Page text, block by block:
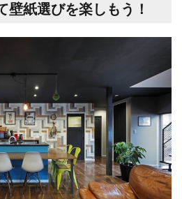
壁紙選びを楽しもう！